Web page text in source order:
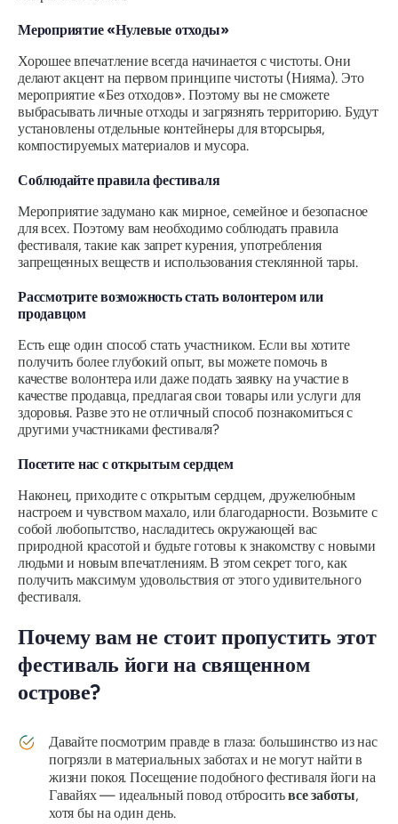
Мероприятие «Нулевые отходы»
Хорошее впечатление всегда начинается с чистоты. Они
делают акцент на первом принципе чистоты (Нияма). Это
мероприятие «Без отходов». Поэтому вы не сможете
выбрасывать личные отходы и загрязнять территорию. Будут
установлены отдельные контейнеры для вторсырья,
компостируемых материалов и мусора.
Соблюдайте правила фестиваля
Мероприятие задумано как мирное, семейное и безопасное
для всех. Поэтому вам необходимо соблюдать правила
фестиваля, такие как запрет курения, употребления
запрещенных веществ и использования стеклянной тары.
Рассмотрите возможность стать волонтером или
продавцом
Есть еще один способ стать участником. Если вы хотите
получить более глубокий опыт, вы можете помочь в
качестве волонтера или даже подать заявку на участие в
качестве продавца, предлагая свои товары или услуги для
здоровья. Разве это не отличный способ познакомиться с
другими участниками фестиваля?
Посетите нас с открытым сердцем
Наконец, приходите с открытым сердцем, дружелюбным
настроем и чувством махало, или благодарности. Возьмите с
собой любопытство, насладитесь окружающей вас
природной красотой и будьте готовы к знакомству с новыми
людьми и новым впечатлениям. В этом секрет того, как
получить максимум удовольствия от этого удивительного
фестиваля.
Почему вам не стоит пропустить этот
фестиваль йоги на священном
острове?
Давайте посмотрим правде в глаза: большинство из нас
погрязли в материальных заботах и ​​не могут найти в
жизни покоя. Посещение подобного фестиваля йоги на
Гавайях — идеальный повод отброситьвсе заботы,
хотя бы на один день.